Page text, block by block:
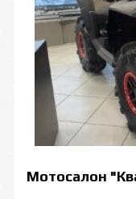
Мотосалон